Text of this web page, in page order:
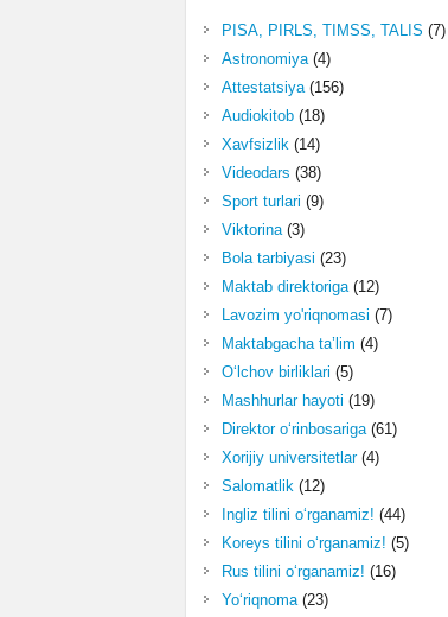
PISA, PIRLS, TIMSS, TALIS (7)
Astronomiya(4)
Attestatsiya(156)
Audiokitob(18)
Xavfsizlik(14)
Videodars (38)
Sport turlari (9)
Viktorina(3)
Bola tarbiyasi (23)
Maktab direktoriga(12)
Lavozim yo'riqnomasi (7)
Maktabgacha ta’lim (4)
O‘lchov birliklari (5)
Mashhurlar hayoti (19)
Direktor o‘rinbosariga(61)
Xorijiy universitetlar(4)
Salomatlik(12)
Ingliz tilini o‘rganamiz! (44)
Koreys tilini o‘rganamiz! (5)
Rus tilini o‘rganamiz! (16)
Yo‘riqnoma(23)